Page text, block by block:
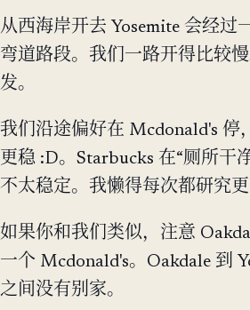
从西海岸开去 Yosemite 会经过
弯道路段。我们一路开得比较
发。
我们沿途偏好在 Mcdonald's 停
更稳 :D。Starbucks 在“厕所干
不太稳定。我懒得每次都研究更
如果你和我们类似，注意
一个 Mcdonald's。Oakdale 到
之间没有别家。